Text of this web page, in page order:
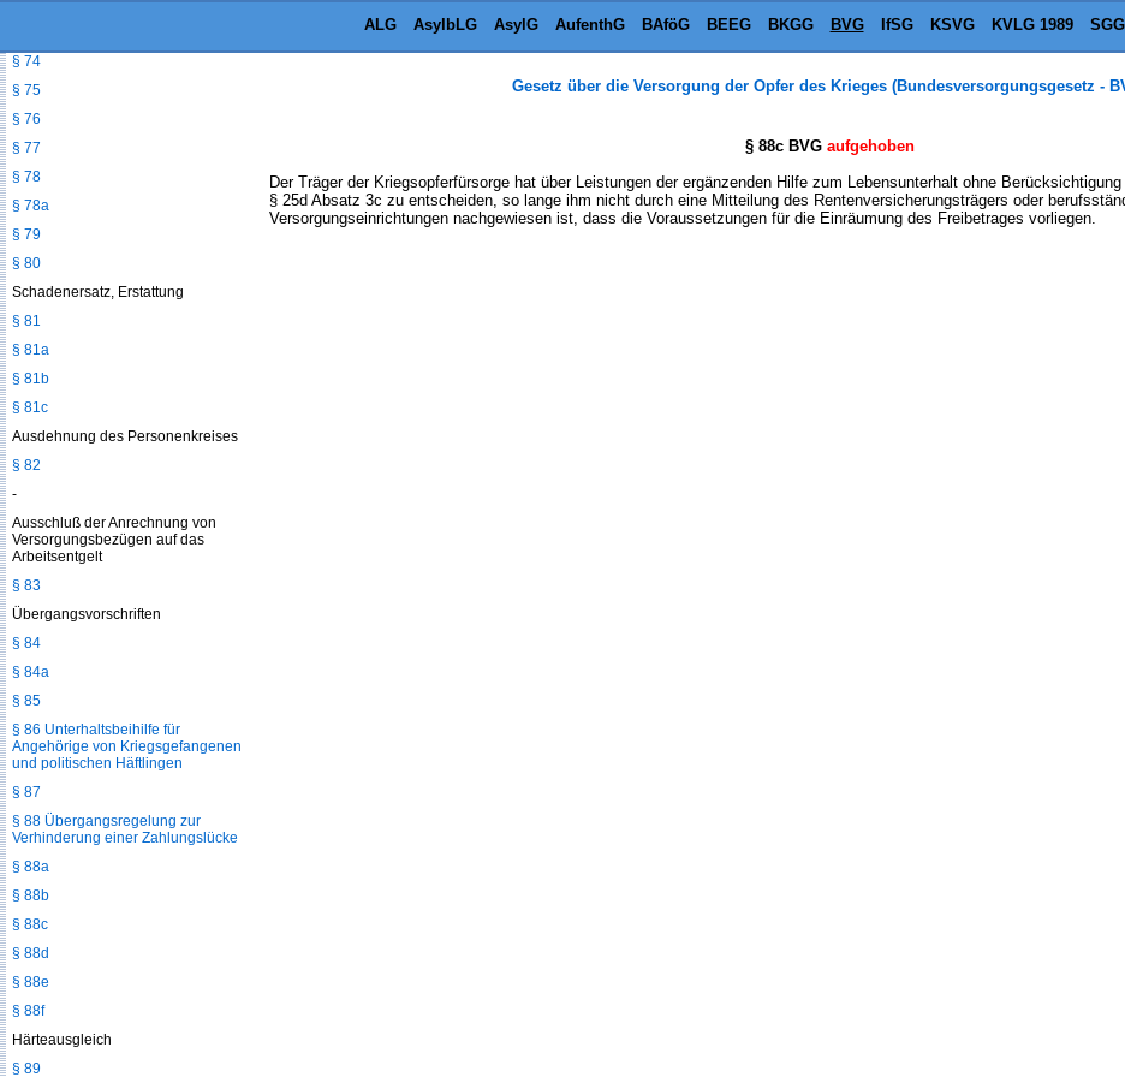
ALG AsylbLG AsylG AufenthG BAföG BEEG BKGG BVG IfSG KSVG KVLG 1989 SGG
Gesetz über die Versorgung der Opfer des Krieges (Bundesversorgungsgesetz -
§ 88c BVG aufgehoben
Der Träger der Kriegsopferfürsorge hat über Leistungen der ergänzenden Hilfe zum Lebensunterhalt ohne
§ 25d Absatz 3c zu entscheiden, so lange ihm nicht durch eine Mitteilung des Rentenversicherungsträgers oder
Versorgungseinrichtungen nachgewiesen ist, dass die Voraussetzungen für die Einräumung des Freibetrages vorliegen.
§ 72
§ 74
§ 75
§ 76
§ 77
§ 78
§ 78a
§ 79
§ 80
Schadenersatz, Erstattung
§ 81
§ 81a
§ 81b
§ 81c
Ausdehnung des Personenkreises
§ 82
-
Ausschluß der Anrechnung von
Versorgungsbezügen auf das
Arbeitsentgelt
§ 83
Übergangsvorschriften
§ 84
§ 84a
§ 85
§ 86 Unterhaltsbeihilfe für
Angehörige von Kriegsgefangenen
und politischen Häftlingen
§ 87
§ 88 Übergangsregelung zur
Verhinderung einer Zahlungslücke
§ 88a
§ 88b
§ 88c
§ 88d
§ 88e
§ 88f
Härteausgleich
§ 89